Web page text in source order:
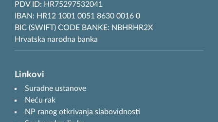
PDV ID: HR75297532041
IBAN: HR12 1001 0051 8630 0016 0
BIC (SWIFT) CODE BANKE: NBHRHR2X
Hrvatska narodna banka
Linkovi
Suradne ustanove
Neću rak
NP ranog otkrivanja slabovidnosti